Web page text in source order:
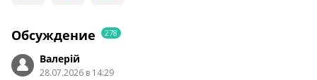
Обсуждение 278
Валерій
28.07.2026 в 14:29